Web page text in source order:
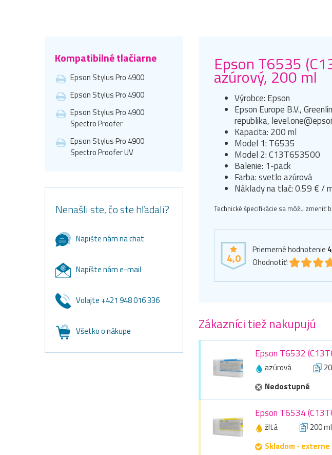
Kompatibilné tlačiarne
Epson Stylus Pro 4900
Epson Stylus Pro 4900
Epson Stylus Pro 4900
Spectro Proofer
Epson Stylus Pro 4900
Spectro Proofer UV
Nenašli ste, čo ste hľadali?
Napište nám na chat
Napíšte nám e-mail
Volajte +421 948 016 336
Všetko o nákupe
Epson T6535
azúrový, 200 ml
Výrobce: Epson
Epson Europe B.V.,
republika,
Kapacita: 200 ml
Model 1: T6535
Model 2: C13T653500
Balenie: 1-pack
Farba: svetlo azúrová
Náklady na tlač: 0.59 € /
Technické špecifikácie sa môžu zmeniť
4,0
Priemerné hodnotenie
Ohodnotiť:
Zákazníci tiež nakupujú
Epson T6532
azúrová
Nedostupné
Epson T6534
žltá 200 ml
Skladom - externe